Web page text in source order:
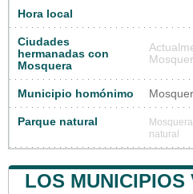
Hora local
Ciudades
hermanadas con
Mosquera
Municipio homónimo
Parque natural
natural
LOS MUNICIPIOS